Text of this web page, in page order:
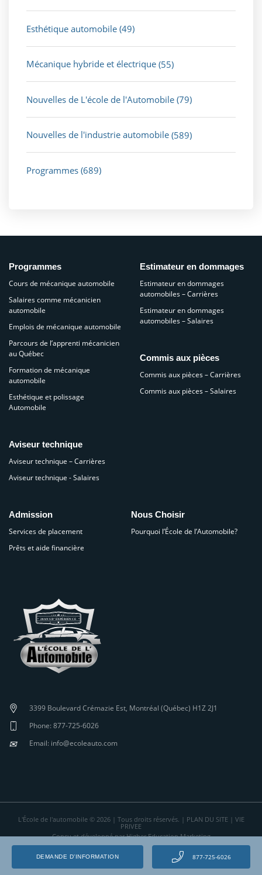
Esthétique automobile (49)
Mécanique hybride et électrique (55)
Nouvelles de L'école de l'Automobile (79)
Nouvelles de l'industrie automobile (589)
Programmes (689)
DEMANDE D’INFORMATION 877-725-6026
3399 Boulevard Crémazie Est, Montréal (Québec) H1Z 2J1
Phone: 877-725-6026
✉ Email: info@ecoleauto.com
Programmes
Cours de mécanique automobile
Salaires comme mécanicien
automobile
Emplois de mécanique automobile
Parcours de l’apprenti mécanicien
au Québec
Formation de mécanique
automobile
Esthétique et polissage
Automobile
Aviseur technique
Aviseur technique – Carrières
Aviseur technique - Salaires
Estimateur en dommages
Estimateur en dommages
automobiles – Carrières
Estimateur en dommages
automobiles – Salaires
Commis aux pièces
Commis aux pièces – Carrières
Commis aux pièces – Salaires
Admission
Services de placement
Prêts et aide financière
Nous Choisir
Pourquoi l’École de l’Automobile?
L'École de l'automobile © 2026 | Tous droits réservés. | PLAN DU SITE| VIE
PRIVEE
Conçu et développé par Higher Education Marketing